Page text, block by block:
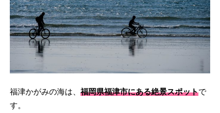
福津かがみの海は、福岡県福津市にある絶景スポットで
す。